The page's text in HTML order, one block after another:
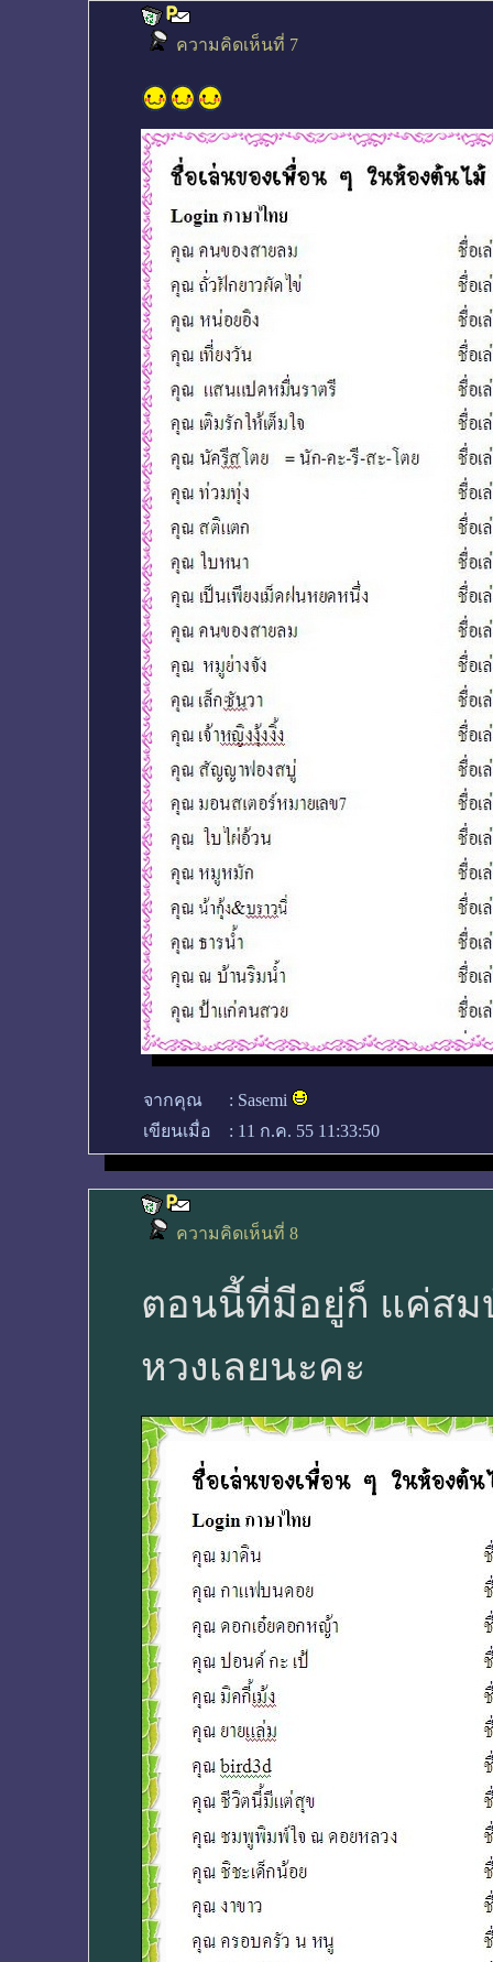
ความคิดเห็นที่ 7
จากคุณ : Sasemi
เขียนเมื่อ
: 11 ก.ค. 55 11:33:50
ความคิดเห็นที่ 8
ตอนนี้ที่มีอยู่ก็ แค่สม
หวงเลยนะคะ